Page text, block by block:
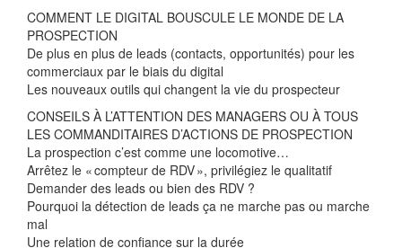
COMMENT LE DIGITAL BOUSCULE LE MONDE DE LA
PROSPECTION
De plus en plus de leads (contacts, opportunités) pour les
commerciaux par le biais du digital
Les nouveaux outils qui changent la vie du prospecteur
CONSEILS À L’ATTENTION DES MANAGERS OU À TOUS
LES COMMANDITAIRES D’ACTIONS DE PROSPECTION
La prospection c’est comme une locomotive…
Arrêtez le « compteur de RDV », privilégiez le qualitatif
Demander des leads ou bien des RDV ?
Pourquoi la détection de leads ça ne marche pas ou marche
mal
Une relation de confiance sur la durée